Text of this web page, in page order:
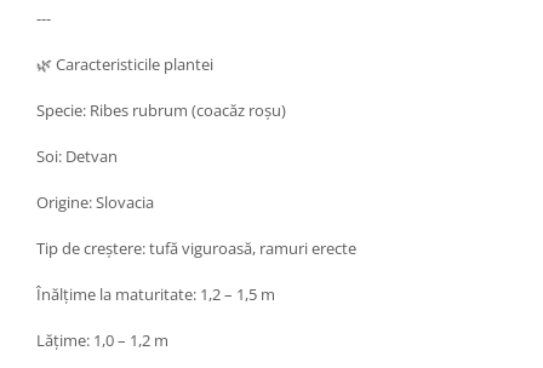
---
🌿 Caracteristicile plantei
Specie: Ribes rubrum (coacăz roșu)
Soi: Detvan
Origine: Slovacia
Tip de creștere: tufă viguroasă, ramuri erecte
Înălțime la maturitate: 1,2 – 1,5 m
Lățime: 1,0 – 1,2 m